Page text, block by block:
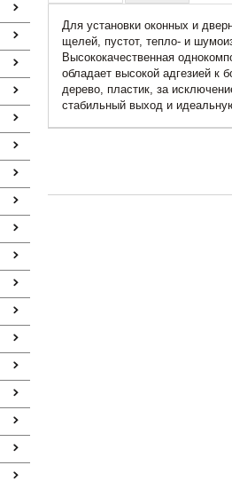
Для установки оконных и
щелей, пустот, тепло- и
Высококачественная
обладает высокой адгезией к
дерево, пластик, за
стабильный выход и